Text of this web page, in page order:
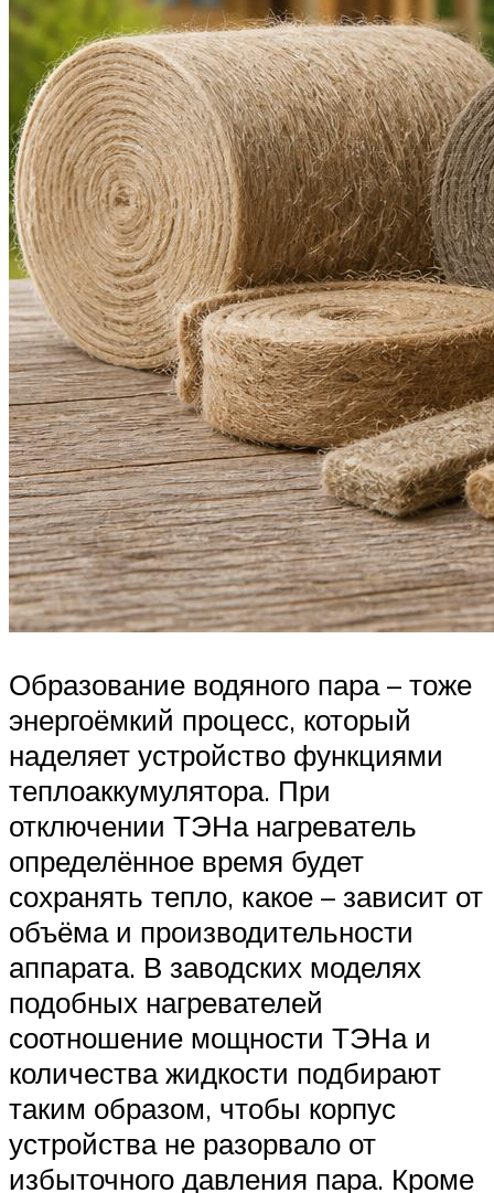
Образование водяного пара – тоже
энергоёмкий процесс, который
наделяет устройство функциями
теплоаккумулятора. При
отключении ТЭНа нагреватель
определённое время будет
сохранять тепло, какое – зависит от
объёма и производительности
аппарата. В заводских моделях
подобных нагревателей
соотношение мощности ТЭНа и
количества жидкости подбирают
таким образом, чтобы корпус
устройства не разорвало от
избыточного давления пара. Кроме